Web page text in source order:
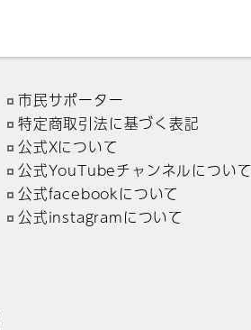
市民サポーター
特定商取引法に基づく表記
公式Xについて
公式YouTubeチャンネルについて
公式facebookについて
公式instagramについて